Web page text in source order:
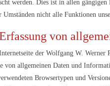
werden. Dies ist in allen
Umständen nicht alle Funktionen
von
der Wolfgang W. Werner
von allgemeinen Daten und
Browsertypen und